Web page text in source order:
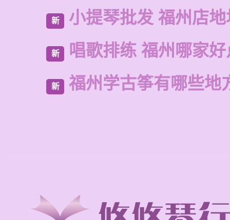
新 小提琴批发 福州店地
新 唱歌排练 福州哪家好
新 福州学古筝有哪些地